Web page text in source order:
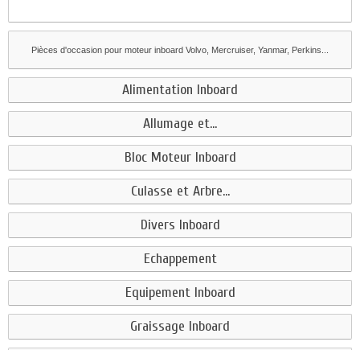
Pièces d'occasion pour moteur inboard Volvo, Mercruiser, Yanmar, Perkins...
Alimentation Inboard
Allumage et...
Bloc Moteur Inboard
Culasse et Arbre...
Divers Inboard
Echappement
Equipement Inboard
Graissage Inboard